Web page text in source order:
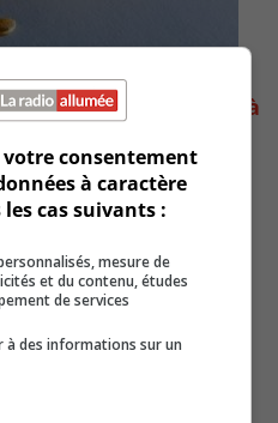
rainette faux-grillon à
votre consentement
à caractère
cas suivants :
mesure de
et du contenu, études
de services
des informations sur un